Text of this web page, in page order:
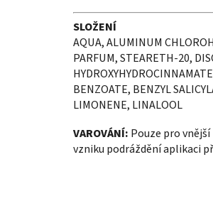
SLOŽENÍ
AQUA, ALUMINUM
PARFUM, STEARETH-20,
BENZOATE, BENZYL
LIMONENE, LINALOOL
VAROVÁNÍ: Pouze pro
vzniku podráždění aplikaci